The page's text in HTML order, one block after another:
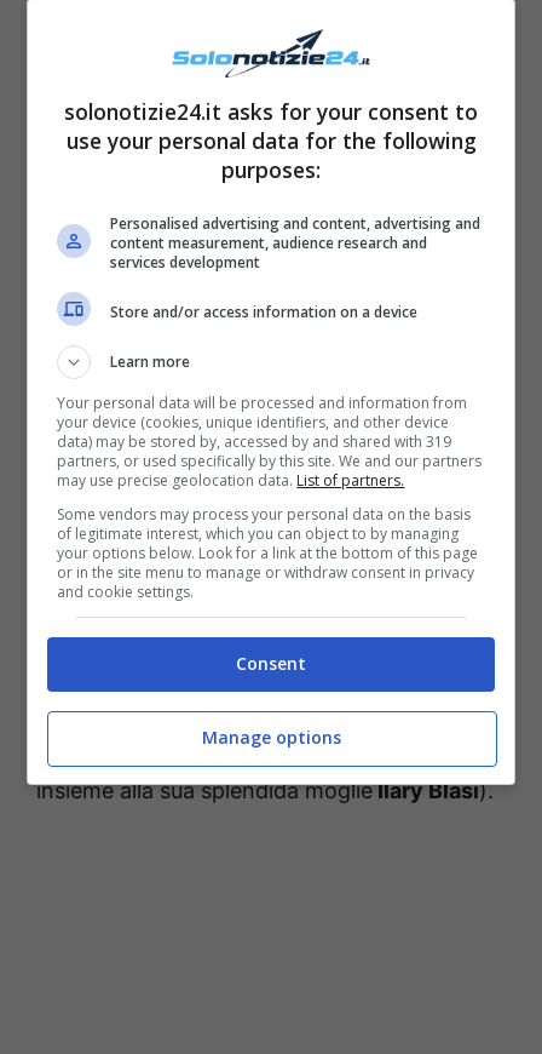
didascalia del post. La fotografia ha
ovviamente ottenutonumerosissimi
apprezzamentida parte dei suoi fans, che
non hanno perso l’occasione per commentare
la foto e per augurare alla giovane fanciulla
un buon compleanno. Molti si sono infatti
congratulati con loro per lo
legameche li unisce da sempre.
Totti è infatti sempre stato
per i suoi figli, e ha pubblicato spesso scatti e
filmati che lo ritraggono in loro compagnia (e
insieme alla sua splendida moglieIlary Blasi).
solonotizie24.it asks for your consent to
use your personal data for the following
purposes:
Personalised advertising and content, advertising and
content measurement, audience research and
services development
Store and/or access information on a device
Learn more
Your personal data will be processed and information from
your device (cookies, unique identifiers, and other device
data) may be stored by, accessed by and shared with 319
partners, or used specifically by this site. We and our partners
may use precise geolocation data. List of partners.
Some vendors may process your personal data on the basis
of legitimate interest, which you can object to by managing
your options below. Look for a link at the bottom of this page
or in the site menu to manage or withdraw consent in privacy
and cookie settings.
Consent
Manage options